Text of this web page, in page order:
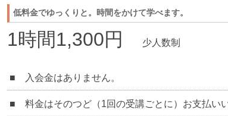
低料金でゆっくりと。時間をかけて学べます。
1時間1,300円 少人数制
■ 入会金はありません。
■ 料金はそのつど（1回の受講ごとに）お支払いい